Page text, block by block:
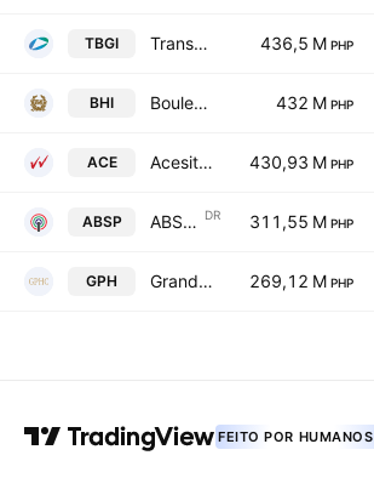
TBGI Transpacific Broadband Group International, Inc. 436,5 M PHP
BHI Boulevard Holdings Inc. 432 M PHP
ACE Acesite (Philippines) Hotel Corp. 430,93 M PHP
ABSP ABS-CBN Holdings Corporation Shs Philippine Depository Receipts Repr. 1 sh DR 311,55 M PHP
GPH Grand Plaza Hotel Corp. 269,12 M PHP
FEITO POR HUMANOS